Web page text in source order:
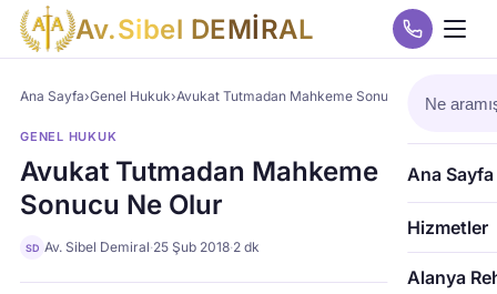
Av.Sibel DEMİRAL
Ana Sayfa
Hizmetler
Alanya
Ana Sayfa›Genel Hukuk›Avukat Tutmadan Mahkeme Sonucu Ne Olur
GENEL HUKUK
Avukat Tutmadan Mahkeme
Sonucu Ne Olur
SD Av. Sibel Demiral·25 Şub 2018·2 dk